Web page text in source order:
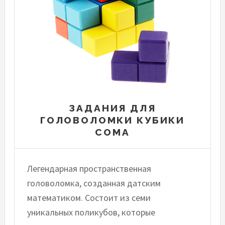
ЗАДАНИЯ ДЛЯ
ГОЛОВОЛОМКИ КУБИКИ
СОМА
Легендарная пространственная
головоломка, созданная датским
математиком. Состоит из семи
уникальных поликубов, которые